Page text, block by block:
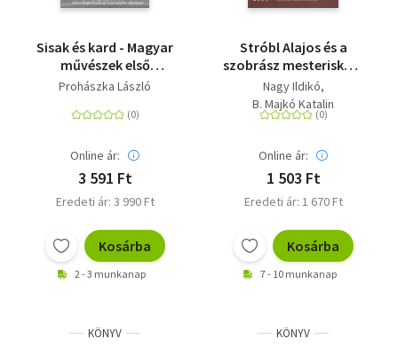
Sisak és kard - Magyar
művészek első
világháborúval
Prohászka László
Online ár:
3 591 Ft
Eredeti ár: 3 990 Ft
Kosárba
2 - 3 munkanap
Stróbl Alajos és a
szobrász mesteriskola
- Alajos Stróbl and the
Master School of
Sculpture
Nagy Ildikó
B. Majkó Katalin
Online ár:
1 503 Ft
Eredeti ár: 1 670 Ft
Kosárba
7 - 10 munkanap
KÖNYV KÖNYV